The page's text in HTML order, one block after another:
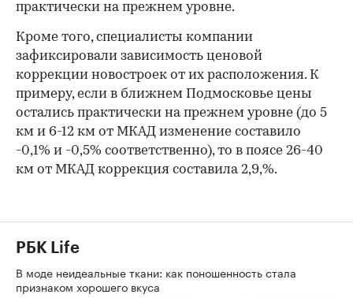
практически на прежнем уровне.
Кроме того, специалисты компании
зафиксировали зависимость ценовой
коррекции новостроек от их расположения. К
примеру, если в ближнем Подмосковье цены
остались практически на прежнем уровне (до 5
км и 6-12 км от МКАД изменение составило
-0,1% и -0,5% соответственно), то в поясе 26-40
км от МКАД коррекция составила 2,9,%.
РБК Life
В моде неидеальные ткани: как поношенность стала
признаком хорошего вкуса